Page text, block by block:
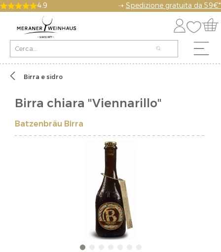
4.9 ➝ Spedizione gratuita da 59€*
Birra e sidro
Birra chiara "Viennarillo"
Batzenbräu Birra